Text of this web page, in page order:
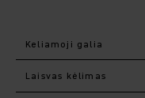
Keliamoji galia
Laisvas kėlimas